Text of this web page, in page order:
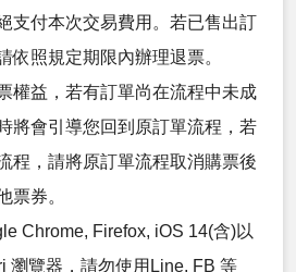
支付本次交易費用。若已售出訂
依照規定期限內辦理退票。
權益，若有訂單尚在流程中未成
將會引導您回到原訂單流程，若
程，請將原訂單流程取消購票後
票券。
Chrome, Firefox, iOS 14(含)以
瀏覽器，請勿使用Line, FB 等